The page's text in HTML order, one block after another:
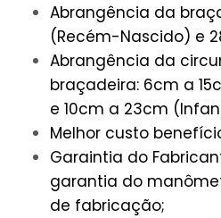
Abrangência da
(Recém-Nascido) e
Abrangência da
braçadeira: 6cm a
e 10cm a 23cm
Melhor custo
Garaintia do
garantia do
de fabricação;